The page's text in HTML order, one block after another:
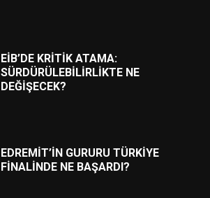
EİB’DE KRİTİK ATAMA:
SÜRDÜRÜLEBİLİRLİKTE NE
DEĞİŞECEK?
EDREMİT’İN GURURU TÜRKİYE
FİNALİNDE NE BAŞARDI?